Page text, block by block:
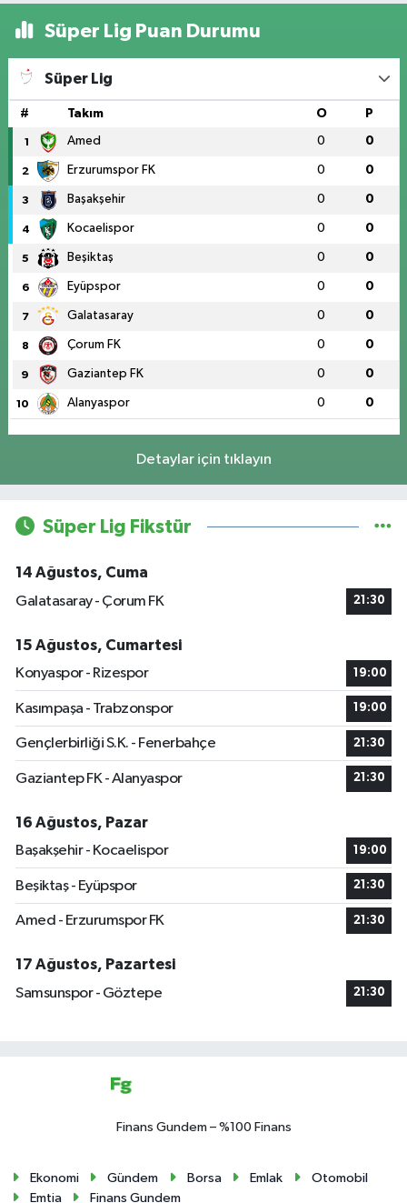
Süper Lig Puan Durumu
Süper Lig
# Takım O P
1 Amed 0 0
2 Erzurumspor FK 0 0
3 Başakşehir 0 0
4 Kocaelispor 0 0
5 Beşiktaş 0 0
6 Eyüpspor 0 0
7 Galatasaray 0 0
8 Çorum FK 0 0
9 Gaziantep FK 0 0
10 Alanyaspor 0 0
Detaylar için tıklayın
Süper Lig Fikstür
14 Ağustos, Cuma
Galatasaray - Çorum FK
21:30
15 Ağustos, Cumartesi
Konyaspor - Rizespor
19:00
Kasımpaşa - Trabzonspor 19:00
Gençlerbirliği S.K. - Fenerbahçe 21:30
Gaziantep FK - Alanyaspor 21:30
16 Ağustos, Pazar
Başakşehir - Kocaelispor
19:00
Beşiktaş - Eyüpspor 21:30
Amed - Erzurumspor FK 21:30
17 Ağustos, Pazartesi
Samsunspor - Göztepe
21:30
Finans Gundem – %100 Finans
Ekonomi Gündem Borsa Emlak
Otomobil
Emtia
Finans Gundem